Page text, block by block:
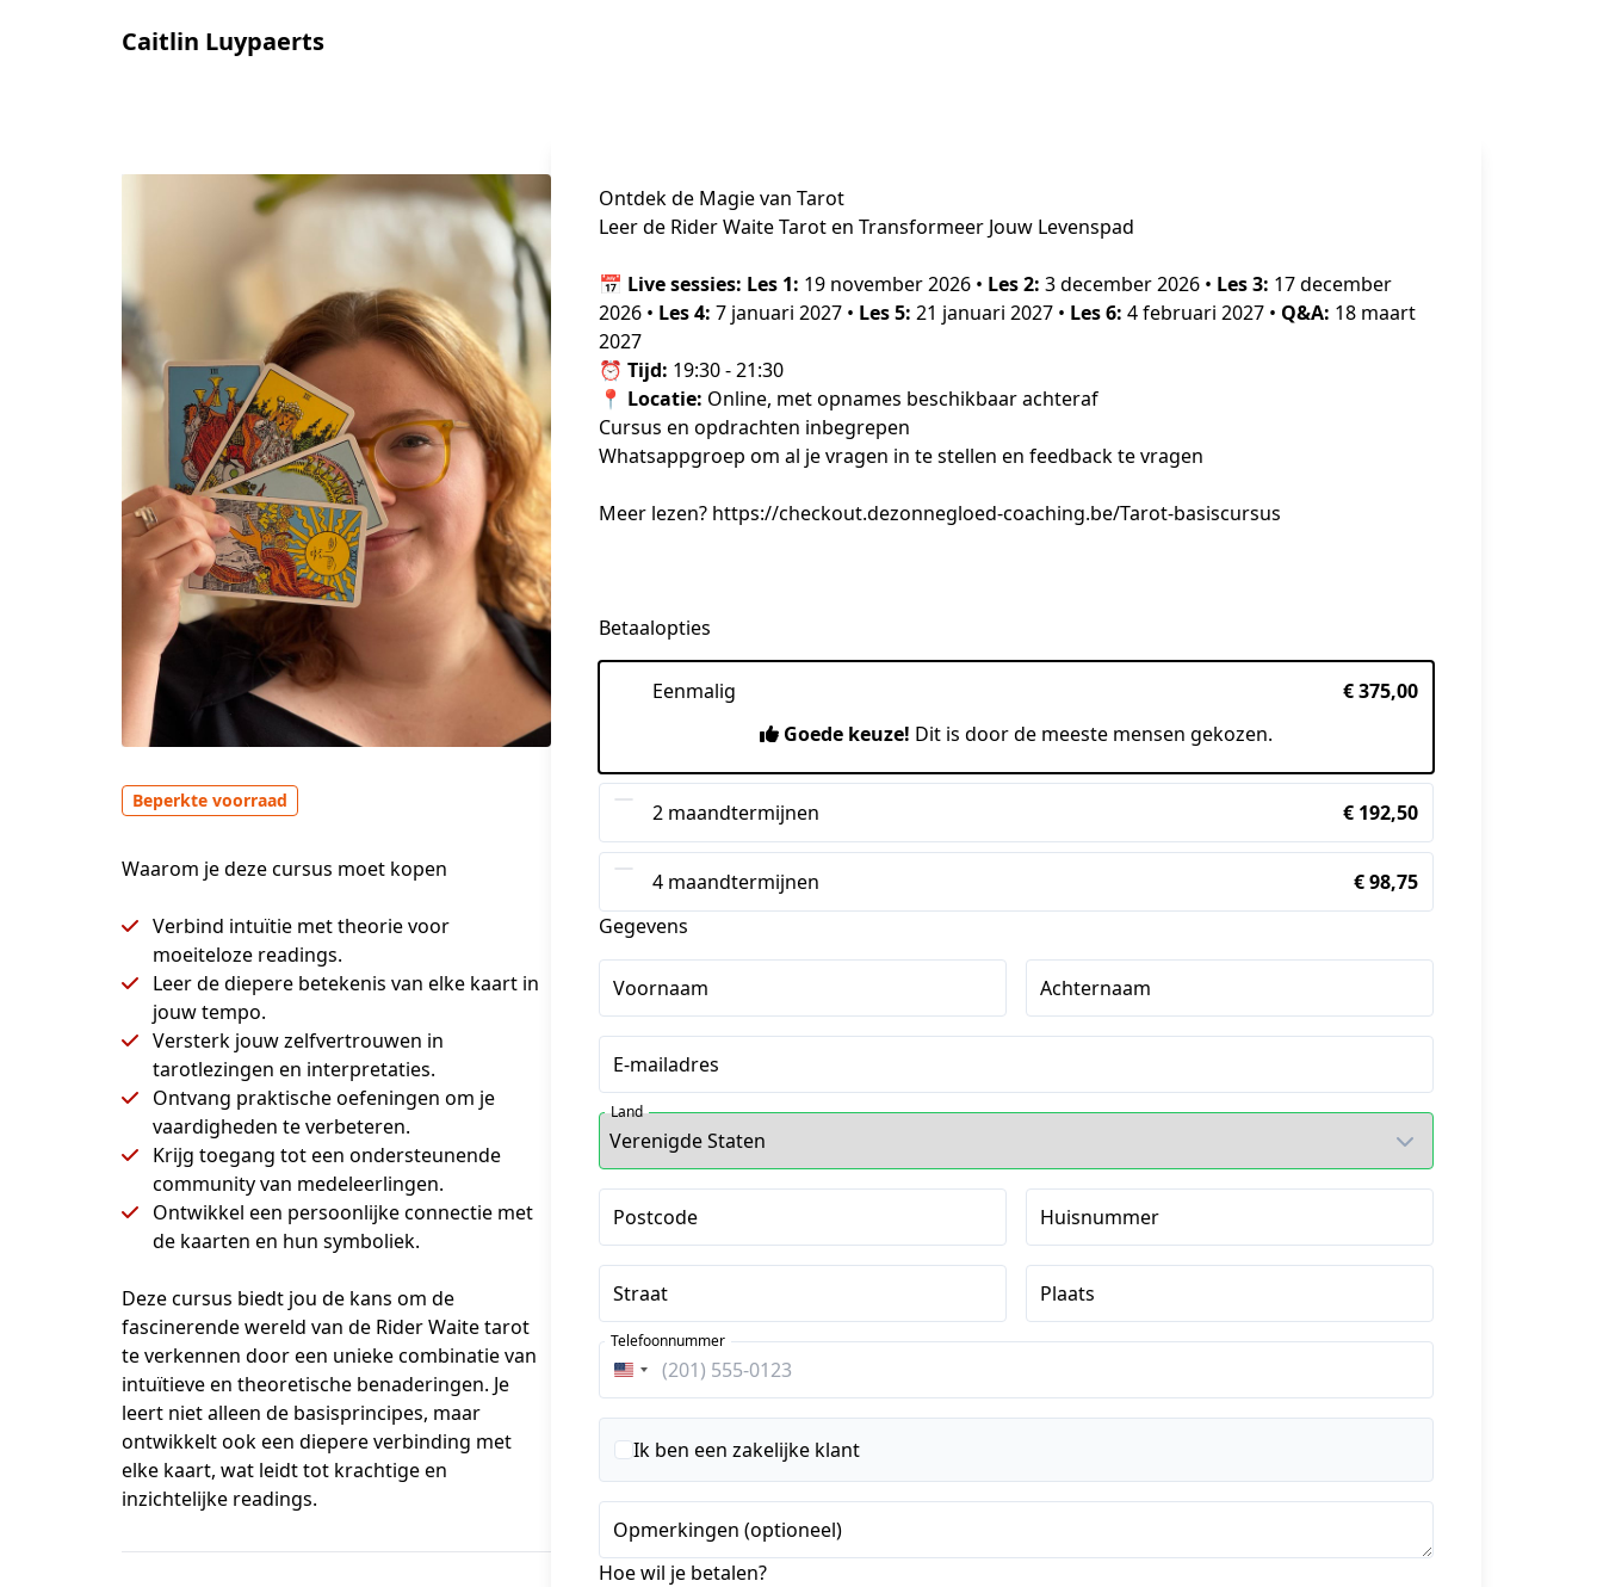
Caitlin Luypaerts
Beperkte voorraad
Waarom je deze cursus moet kopen
Verbind intuïtie met theorie voor
moeiteloze readings.
Leer de diepere betekenis van elke kaart in
jouw tempo.
Versterk jouw zelfvertrouwen in
tarotlezingen en interpretaties.
Ontvang praktische oefeningen om je
vaardigheden te verbeteren.
Krijg toegang tot een ondersteunende
community van medeleerlingen.
Ontwikkel een persoonlijke connectie met
de kaarten en hun symboliek.
Deze cursus biedt jou de kans om de
fascinerende wereld van de Rider Waite tarot
te verkennen door een unieke combinatie van
intuïtieve en theoretische benaderingen. Je
leert niet alleen de basisprincipes, maar
ontwikkelt ook een diepere verbinding met
elke kaart, wat leidt tot krachtige en
inzichtelijke readings.
Ontdek de Magie van Tarot
Leer de Rider Waite Tarot en Transformeer Jouw Levenspad
📅 Live sessies: Les 1: 19 november 2026 • Les 2: 3 december 2026 • Les 3: 17 december
2026 • Les 4: 7 januari 2027 • Les 5: 21 januari 2027 • Les 6: 4 februari 2027 • Q&A: 18 maart
2027
⏰ Tijd: 19:30 - 21:30
📍 Locatie: Online, met opnames beschikbaar achteraf
Cursus en opdrachten inbegrepen
Whatsappgroep om al je vragen in te stellen en feedback te vragen
Meer lezen? https://checkout.dezonnegloed-coaching.be/Tarot-basiscursus
Betaalopties
Eenmalig
€ 375,00
Goede keuze! Dit is door de meeste mensen gekozen.
2 maandtermijnen € 192,50
4 maandtermijnen
€ 98,75
Gegevens
Voornaam Achternaam
E-mailadres
Land
Postcode Huisnummer
Straat Plaats
Verenigde
Staten
Telefoonnummer
Ik ben een zakelijke klant
Opmerkingen (optioneel)
Hoe wil je betalen?